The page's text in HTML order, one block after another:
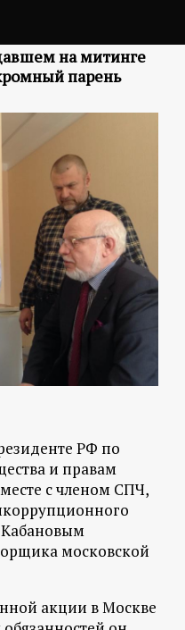
на митинге
парень
РФ по
и правам
с членом СПЧ,
московской
акции в Москве